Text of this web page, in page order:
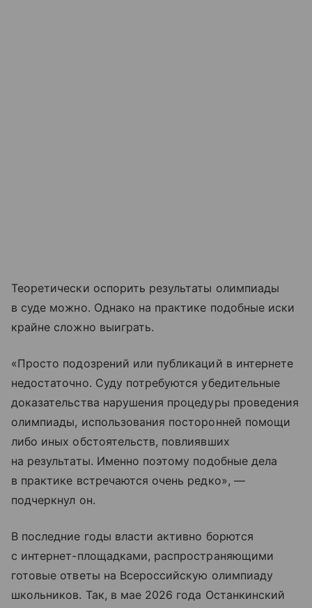
Теоретически оспорить результаты олимпиады
в суде можно. Однако на практике подобные иски
крайне сложно выиграть.
«Просто подозрений или публикаций в интернете
недостаточно. Суду потребуются убедительные
доказательства нарушения процедуры проведения
олимпиады, использования посторонней помощи
либо иных обстоятельств, повлиявших
на результаты. Именно поэтому подобные дела
в практике встречаются очень редко», —
подчеркнул он.
В последние годы власти активно борются
с интернет-площадками, распространяющими
готовые ответы на Всероссийскую олимпиаду
школьников. Так, в мае 2026 года Останкинский